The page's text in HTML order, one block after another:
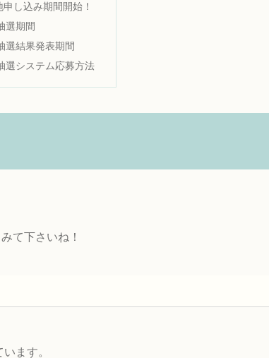
申し込み期間開始！
選期間
選結果発表期間
選システム応募方法
て下さいね！
ます。